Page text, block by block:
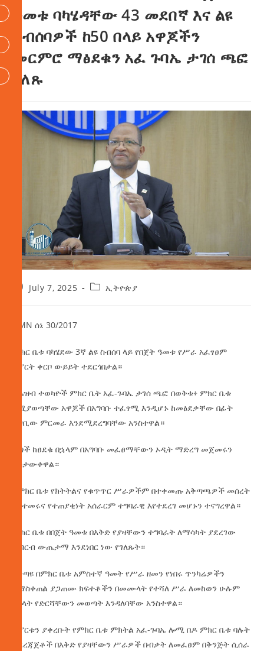
ዓመቱ ባካሄዳቸው 43 መደበኛ እና ልዩ
ስብሰባዎች ከ50 በላይ አዋጆችን
መርምሮ ማፅደቁን አፈ ጉባኤ ታገሰ ጫፎ
ገለጹ
July 7, 2025 ኢትዮጵያ
AMN ሰኔ 30/2017
ምክር ቤቱ ባካሄደው 3ኛ ልዩ ስብሰባ ላይ የበጀት ዓመቱ የሥራ አፈፃፀም
ሪፖርት ቀርቦ ውይይት ተደርጎበታል።
የሕዝብ ተወካዮች ምክር ቤት አፈ-ጉባኤ ታገሰ ጫፎ በወቅቱ፥ ምክር ቤቱ
የሚያወጣቸው አዋጆች በአግባቡ ተፈፃሚ እንዲሆኑ ከመፅደቃቸው በፊት
ተገቢው ምርመራ እንደሚደረግባቸው አንስተዋል።
ሕጎች ከፀደቁ በኋላም በአግባቡ መፈፀማቸውን ኦዲት ማድረግ መጀመሩን
አስታውቀዋል።
የምክር ቤቱ የክትትልና የቁጥጥር ሥራዎችም በተቀመጡ አቅጣጫዎች መሰረት
እየተመሩና የተጠያቂነት አሰራርም ተግባራዊ እየተደረገ መሆኑን ተናግረዋል።
ምክር ቤቱ በበጀት ዓመቱ በእቅድ የያዛቸውን ተግባራት ለማሳካት ያደረገው
ርብርብ ውጤታማ እንደነበር ነው የገለጹት።
በቀጣዩ በምክር ቤቱ አምስተኛ ዓመት የሥራ ዘመን የነበሩ ጥንካሬዎችን
በማስቀጠል ያጋጠሙ ክፍተቶችን በመሙላት የተሻለ ሥራ ለመከወን ሁሉም
አባላት የድርሻቸውን መወጣት እንዳለባቸው አንስተዋል።
ሪፖርቱን ያቀረቡት የምክር ቤቱ ምክትል አፈ-ጉባኤ ሎሚ በዶ ምክር ቤቱ ባሉት
አደረጃጀቶች በእቅድ የያዛቸውን ሥራዎች በብቃት ለመፈፀም በቅንጅት ሲሰራ